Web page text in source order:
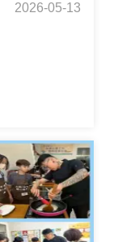
2026-05-13